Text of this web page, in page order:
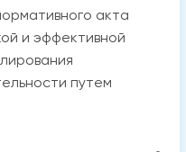
акта
и эффективной
путем